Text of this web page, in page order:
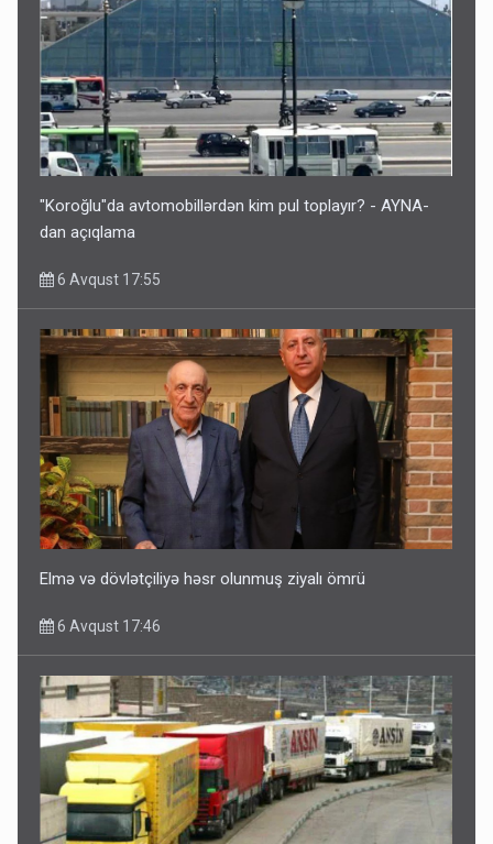
"Koroğlu"da avtomobillərdən kim pul toplayır? - AYNA-
dan açıqlama
6 Avqust 17:55
Elmə və dövlətçiliyə həsr olunmuş ziyalı ömrü
6 Avqust 17:46